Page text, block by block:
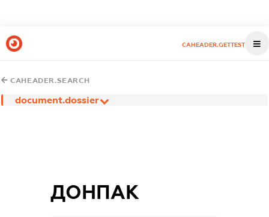
CAHEADER.GETTEST
CAHEADER.SEARCH
document.dossier
ДОНПАК